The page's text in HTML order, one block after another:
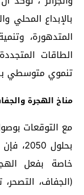
بالإبداع المحلي
المتدهورة،
الطاقات
تنموي متوسطي
مناخ الهجرة
بحلول
خاصة بفعل
(الجفاف،